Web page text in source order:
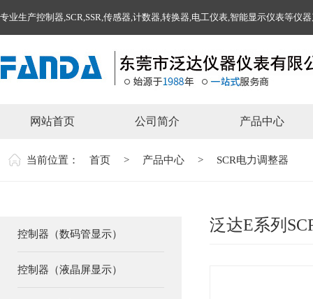
专业生产控制器,SCR,SSR,传感器,计数器,转换器,电工仪表,智能显示仪表等仪
网站首页 公司简介 产品中心
当前位置： 首页 > 产品中心 > SCR电力调整器
控制器（数码管显示）
控制器（液晶屏显示）
泛达E系列